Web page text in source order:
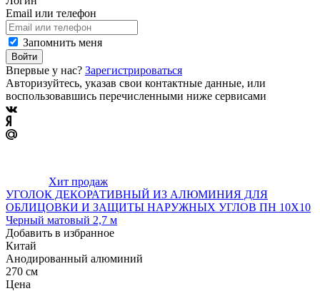
Email или телефон
Запомнить меня
Войти
Впервые у нас? Зарегистрироваться
Авторизуйтесь, указав свои контактные данные, или
воспользовавшись перечисленными ниже сервисами
Хит продаж
УГОЛОК ДЕКОРАТИВНЫЙ ИЗ АЛЮМИНИЯ ДЛЯ
ОБЛИЦОВКИ И ЗАЩИТЫ НАРУЖНЫХ УГЛОВ ПН 10Х10
Черный матовый 2,7 м
Добавить в избранное
Китай
Анодированный алюминий
270 см
Цена